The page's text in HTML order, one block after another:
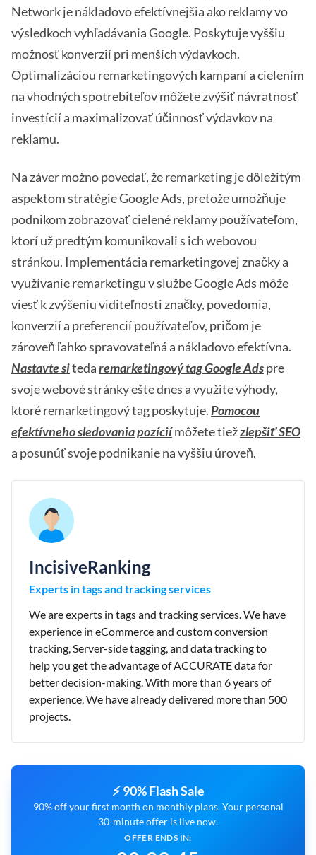
Network je nákladovo efektívnejšia ako reklamy vo
výsledkoch vyhľadávania Google. Poskytuje vyššiu
možnosť konverzií pri menších výdavkoch.
Optimalizáciou remarketingových kampaní a cielením
na vhodných spotrebiteľov môžete zvýšiť návratnosť
investícií a maximalizovať účinnosť výdavkov na
reklamu.
Na záver možno povedať, že remarketing je dôležitým
aspektom stratégie Google Ads, pretože umožňuje
podnikom zobrazovať cielené reklamy používateľom,
ktorí už predtým komunikovali s ich webovou
stránkou. Implementácia remarketingovej značky a
využívanie remarketingu v službe Google Ads môže
viesť k zvýšeniu viditeľnosti značky, povedomia,
konverzií a preferencií používateľov, pričom je
zároveň ľahko spravovateľná a nákladovo efektívna.
Nastavte sitedaremarketingový tag Google Adspre
svoje webové stránky ešte dnes a využite výhody,
ktoré remarketingový tag poskytuje.Pomocou
efektívneho sledovania pozíciímôžete tiežzlepšiť SEO
a posunúť svoje podnikanie na vyššiu úroveň.
IncisiveRanking
Experts in tags and tracking services
We are experts in tags and tracking services. We have
experience in eCommerce and custom conversion
tracking, Server-side tagging, and data tracking to
help you get the advantage of ACCURATE data for
better decision-making. With more than 6 years of
experience, We have already delivered more than 500
projects.
⚡ 90% Flash Sale
90% off your first month on monthly plans. Your personal
30-minute offer is live now.
OFFER ENDS IN: